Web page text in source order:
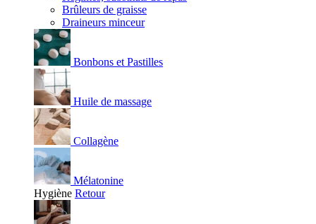
Brûleurs de graisse
Draineurs minceur
Bonbons et Pastilles
Huile de massage
Collagène
Mélatonine
Hygiène Retour